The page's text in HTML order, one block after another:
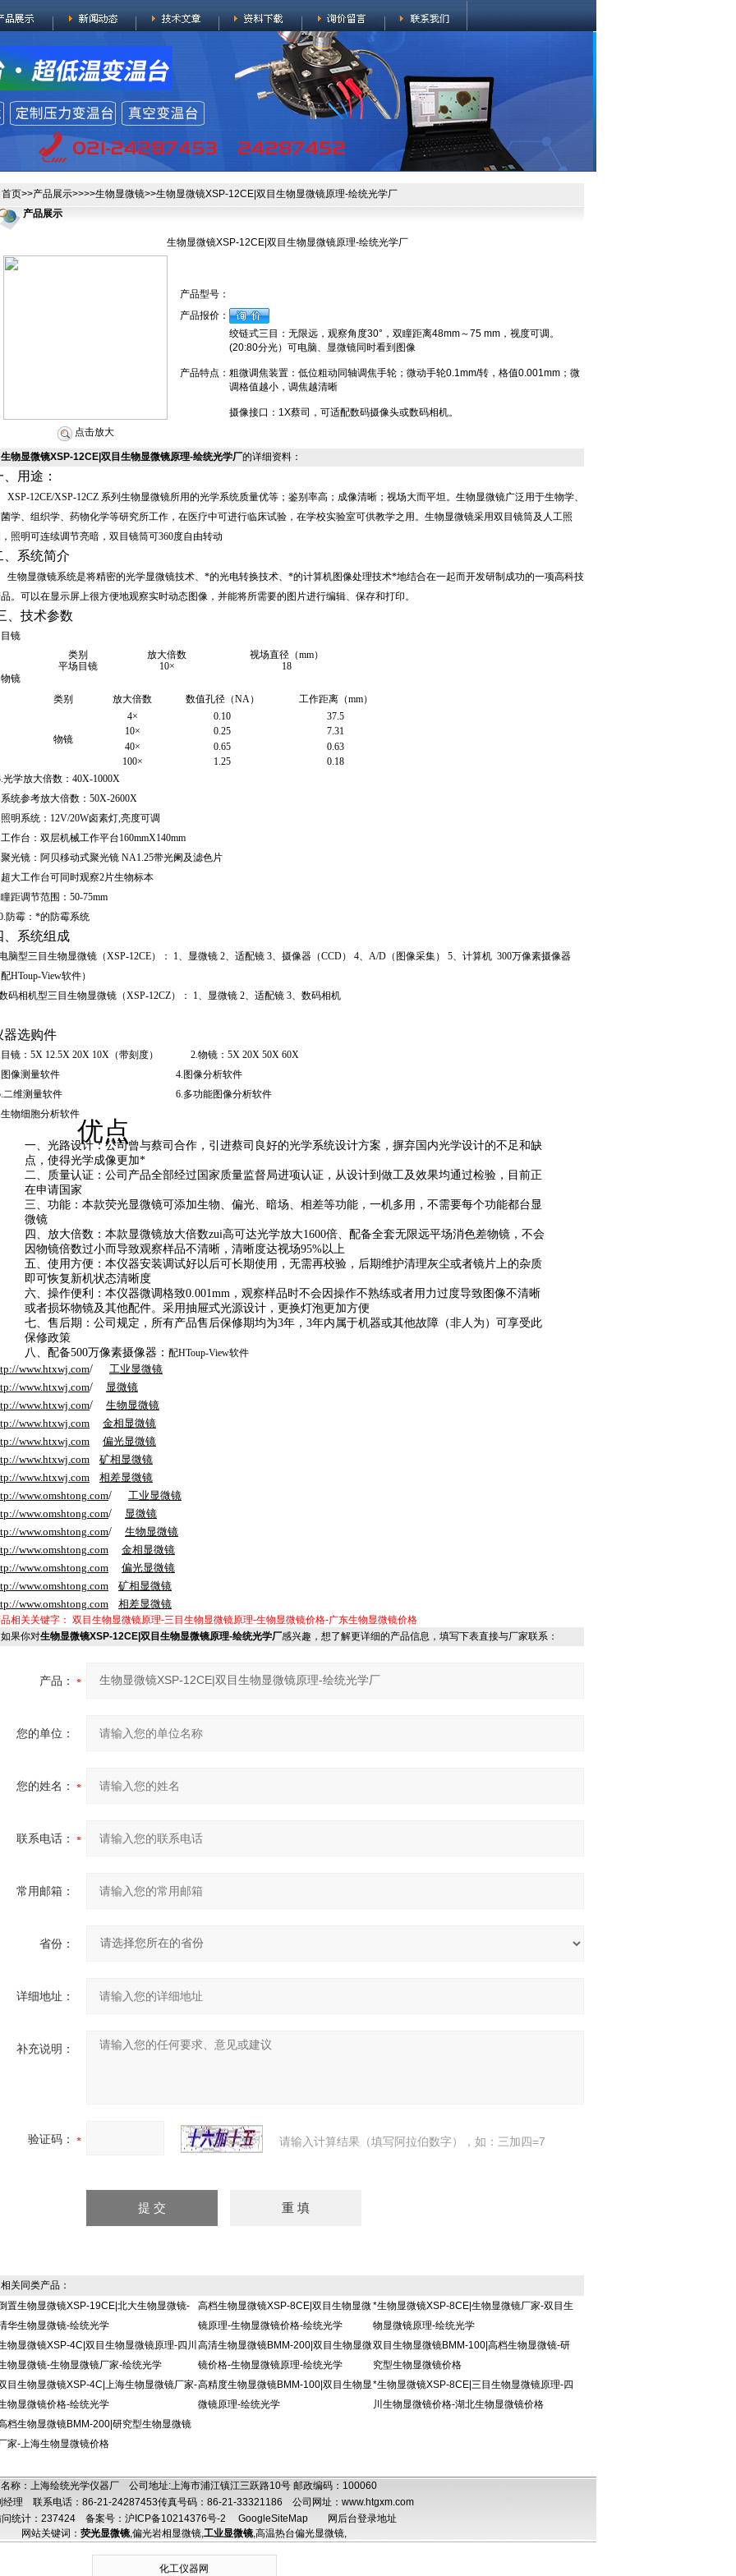
首页>>产品展示>>>>生物显微镜>>生物显微镜XSP-12CE|双目生物显微镜原理-绘统光学厂
产品展示
生物显微镜XSP-12CE|双目生物显微镜原理-绘统光学厂
点击放大
产品型号：
产品报价：
产品特点：
绞链式三目：无限远，观察角度30°，双瞳距离48mm～75 mm，视度可调。
(20:80分光）可电脑、显微镜同时看到图像
粗微调焦装置：低位粗动同轴调焦手轮；微动手轮0.1mm/转，格值0.001mm；微
调格值越小，调焦越清晰
摄像接口：1X蔡司，可适配数码摄像头或数码相机。
生物显微镜XSP-12CE|双目生物显微镜原理-绘统光学厂的详细资料：
、用途：
XSP-12CE/XSP-12CZ 系列 生物显微镜所用的光学系统质量优等；鉴别率高；成像清晰；视场大而平坦。生物显微镜广泛用于生物学、
学、组织学、药物化学等研究所工作，在医疗中可进行临床试验，在学校实验室可供教学之用。生物显微镜采用双目镜筒及人工照
照明可连续调节亮暗，双目镜筒可360度自由转动
、系统简介
生物显微镜系统是将精密的光学显微镜技术、*的光电转换技术、*的计算机图像处理技术*地结合在一起而开发研制成功的一项高科技
。可以在显示屏上很方便地观察实时动态图像，并能将所需要的图片进行编辑、保存和打印。
、技术参数
目镜
类别
放大倍数
视场直径（mm）
平场目镜
10×
18
物镜
类别
放大倍数 数值孔径（NA） 工作距离（mm）
物镜
4× 0.10
37.5
10×
0.25
7.31
40×
0.65
0.63
100×
1.25
0.18
光学放大倍数： 40X-1000X
系统参考放大倍数： 50X-2600X
照明系统： 12V/20W卤素灯,亮度可调
工作台：双层机械工作平台160mmX140mm
聚光镜：阿贝移动式聚光镜 NA1.25带光阑及滤色片
超大工作台可同时观察2片生物标本
瞳距调节范围： 50-75mm
防霉：*的防霉系统
、系统组成
脑型三目生物显微镜（XSP-12CE）： 1、显微镜 2、适配镜 3、摄像器 （CCD） 4、 A/D（ 图像采集） 5、计算机 300万像素摄像器
配HToup-View软件）
码相机型三目生物显微镜（XSP-12CZ）： 1、显微镜 2、适配镜 3、数码相机
器选购件
目镜： 5X 12.5X 20X 10X（带刻度） 2.物镜： 5X 20X 50X 60X
图像测量软件 4. 图像分析软件
二维测量软件 6.多功能图像分析软件
生物细胞分析软件
优点
一、光路设计：公司曾与蔡司合作，引进蔡司良好的光学系统设计方案，摒弃国内光学设计的不足和缺
点，使得光学成像更加*
二、 质量认证：公司产品全部经过国家质量监督局进项认证，从设计到做工及效果均通过检验，目前正
在申请国家
三、功能：本款荧光显微镜可添加生物、偏光、暗场、相差等功能，一机多用，不需要每个功能都台显
微镜
四、放大倍数：本款显微镜放大倍数zui高可达光学放大1600倍、配备全套无限远平场消色差物镜，不会
因物镜倍数过小而导致观察样品不清晰，清晰度达视场95%以上
五、使用方便：本仪器安装调试好以后可长期使用，无需再校验，后期维护清理灰尘或者镜片上的杂质
即可恢复新机状态清晰度
六、操作便利：本仪器微调格致0.001mm ，观察样品时不会因操作不熟练或者用力过度导致图像不清晰
或者损坏物镜及其他配件。采用抽屉式光源设计 ，更换灯泡更加方便
七、售后期：公司规定，所有产品售后保修期均为3年 ，3年内属于机器或其他故障（非人为）可享受此
保修政策
八、 配备500万像素摄像器：配HToup-View软件
www.htxwj.com/
工业显微镜
www.htxwj.com/
显微镜
www.htxwj.com/
生物显微镜
www.htxwj.com
金相显微镜
www.htxwj.com
偏光显微镜
www.htxwj.com
矿相显微镜
www.htxwj.com
相差显微镜
www.omshtong.com/
工业显微镜
www.omshtong.com/
显微镜
www.omshtong.com/
生物显微镜
www.omshtong.com
金相显微镜
www.omshtong.com
偏光显微镜
www.omshtong.com
矿相显微镜
www.omshtong.com 相差显微镜
相关关键字： 双目生物显微镜原理-三目生物显微镜原理-生物显微镜价格-广东生物显微镜价格
果你对生物显微镜XSP-12CE|双目生物显微镜原理-绘统光学厂感兴趣，想了解更详细的产品信息，填写下表直接与厂家联系：
产品：
您的单位：
您的姓名：
联系电话：
常用邮箱：
省份：
详细地址：
补充说明：
验证码： 请输入计算结果（填写阿拉伯数字），如：三加四=7
关同类产品：
置生物显微镜XSP-19CE|北大生物显微镜-
华生物显微镜-绘统光学
高档生物显微镜XSP-8CE|双目生物显微
镜原理-生物显微镜价格-绘统光学
*生物显微镜XSP-8CE|生物显微镜厂家-双目生
物显微镜原理-绘统光学
物显微镜XSP-4C|双目生物显微镜原理-四川
物显微镜-生物显微镜厂家-绘统光学
高清生物显微镜BMM-200|双目生物显微
镜价格-生物显微镜原理-绘统光学
双目生物显微镜BMM-100|高档生物显微镜-研
究型生物显微镜价格
目生物显微镜XSP-4C|上海生物显微镜厂家-
物显微镜价格-绘统光学
高精度生物显微镜BMM-100|双目生物显
微镜原理-绘统光学
*生物显微镜XSP-8CE|三目生物显微镜原理-四
川生物显微镜价格-湖北生物显微镜价格
档生物显微镜BMM-200|研究型生物显微镜
家-上海生物显微镜价格
称：上海绘统光学仪器厂 公司地址:上海市浦江镇江三跃路10号 邮政编码：100060
经理 联系电话：86-21-24287453传真号码：86-21-33321186 公司网址： www.htgxm.com
问统计：237424 备案号：沪ICP备10214376号-2 GoogleSiteMap
网后台登录地址
网站关键词： 荧光显微镜,偏光岩相显微镜,工业显微镜,高温热台偏光显微镜,
化工仪器网